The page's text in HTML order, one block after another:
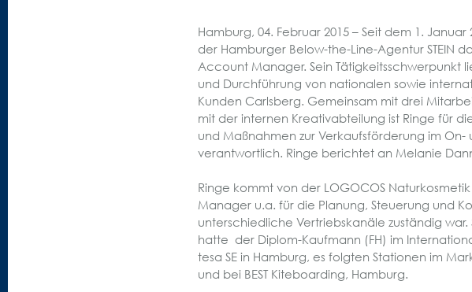
Hamburg, 04. Februar 2015 – Seit dem 1. Januar
der Hamburger Below-the-Line-Agentur STEIN
Account Manager. Sein Tätigkeitsschwerpunkt
und Durchführung von nationalen sowie
Kunden Carlsberg. Gemeinsam mit drei
mit der internen Kreativabteilung ist Ringe für
und Maßnahmen zur Verkaufsförderung im On-
verantwortlich. Ringe berichtet an Melanie
Ringe kommt von der LOGOCOS
Manager u.a. für die Planung, Steuerung und
unterschiedliche Vertriebskanäle zuständig war.
hatte der Diplom-Kaufmann (FH) im
tesa SE in Hamburg, es folgten Stationen im
und bei BEST Kiteboarding, Hamburg.